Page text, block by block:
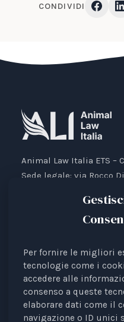
Per fornire le migliori
tecnologie come i
accedere alle
consenso a queste
elaborare dati come il
navigazione o ID unici
CONDIVIDI
Animal Law Italia ETS –
Sede legale: via Rocco
Animal Law Italia è un
come finalità la tutela
Iscrizione al RUNTS
L'associazione è